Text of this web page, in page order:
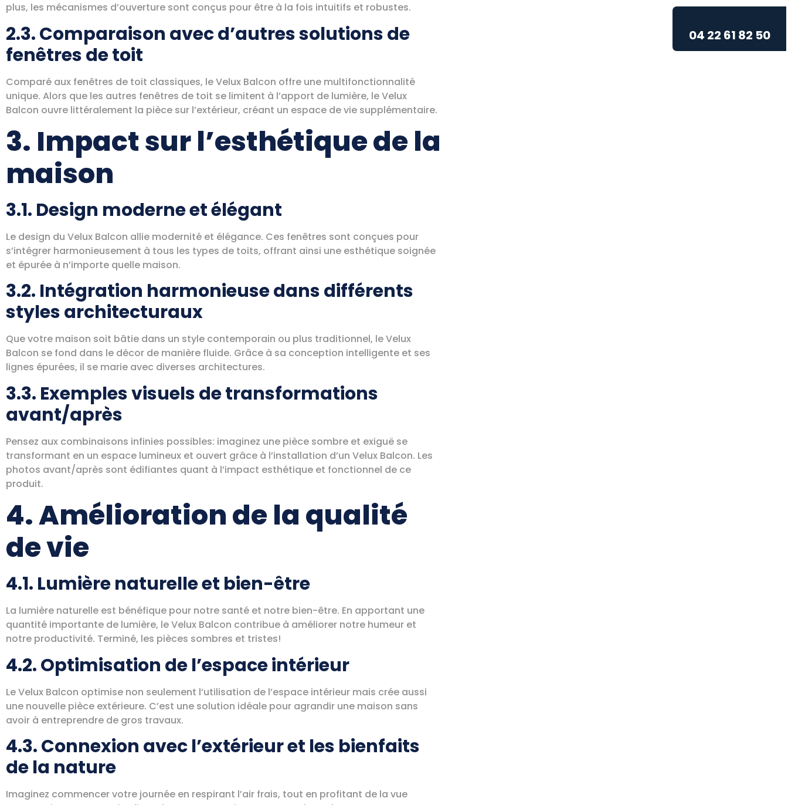
plus, les mécanismes d’ouverture sont conçus pour être à la fois intuitifs et robustes.
2.3. Comparaison avec d’autres solutions de
fenêtres de toit
Comparé aux fenêtres de toit classiques, le Velux Balcon offre une multifonctionnalité
unique. Alors que les autres fenêtres de toit se limitent à l’apport de lumière, le Velux
Balcon ouvre littéralement la pièce sur l’extérieur, créant un espace de vie supplémentaire.
3. Impact sur l’esthétique de la
maison
3.1. Design moderne et élégant
Le design du Velux Balcon allie modernité et élégance. Ces fenêtres sont conçues pour
s’intégrer harmonieusement à tous les types de toits, offrant ainsi une esthétique soignée
et épurée à n’importe quelle maison.
3.2. Intégration harmonieuse dans différents
styles architecturaux
Que votre maison soit bâtie dans un style contemporain ou plus traditionnel, le Velux
Balcon se fond dans le décor de manière fluide. Grâce à sa conception intelligente et ses
lignes épurées, il se marie avec diverses architectures.
3.3. Exemples visuels de transformations
avant/après
Pensez aux combinaisons infinies possibles: imaginez une pièce sombre et exiguë se
transformant en un espace lumineux et ouvert grâce à l’installation d’un Velux Balcon. Les
photos avant/après sont édifiantes quant à l’impact esthétique et fonctionnel de ce
produit.
4. Amélioration de la qualité
de vie
4.1. Lumière naturelle et bien-être
La lumière naturelle est bénéfique pour notre santé et notre bien-être. En apportant une
quantité importante de lumière, le Velux Balcon contribue à améliorer notre humeur et
notre productivité. Terminé, les pièces sombres et tristes!
4.2. Optimisation de l’espace intérieur
Le Velux Balcon optimise non seulement l’utilisation de l’espace intérieur mais crée aussi
une nouvelle pièce extérieure. C’est une solution idéale pour agrandir une maison sans
avoir à entreprendre de gros travaux.
4.3. Connexion avec l’extérieur et les bienfaits
de la nature
Imaginez commencer votre journée en respirant l’air frais, tout en profitant de la vue
04 22 61 82 50